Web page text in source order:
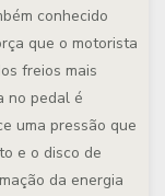
conhecido
que o motorista
freios mais
no pedal é
uma pressão que
e o disco de
da energia